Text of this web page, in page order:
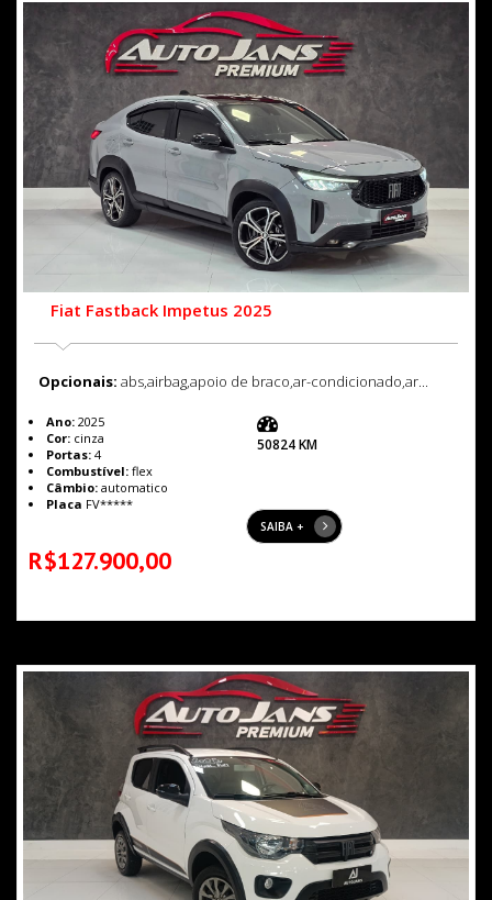
Fiat Fastback Impetus 2025
Opcionais: abs,airbag,apoio de braco,ar-condicionado,ar...
Ano: 2025
Cor: cinza
Portas: 4
Combustível: flex
Câmbio: automatico
Placa FV*****
R$127.900,00
50824 KM
SAIBA +